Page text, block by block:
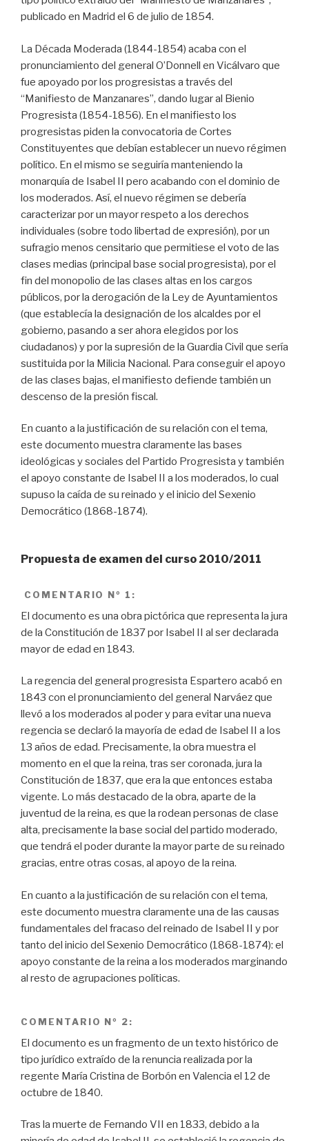
publicado en Madrid el 6 de julio de 1854.
La Década Moderada (1844-1854) acaba con el
pronunciamiento del general O’Donnell en Vicálvaro que
fue apoyado por los progresistas a través del
“Manifiesto de Manzanares”, dando lugar al Bienio
Progresista (1854-1856). En el manifiesto los
progresistas piden la convocatoria de Cortes
Constituyentes que debían establecer un nuevo régimen
político. En el mismo se seguiría manteniendo la
monarquía de Isabel II pero acabando con el dominio de
los moderados. Así, el nuevo régimen se debería
caracterizar por un mayor respeto a los derechos
individuales (sobre todo libertad de expresión), por un
sufragio menos censitario que permitiese el voto de las
clases medias (principal base social progresista), por el
fin del monopolio de las clases altas en los cargos
públicos, por la derogación de la Ley de Ayuntamientos
(que establecía la designación de los alcaldes por el
gobierno, pasando a ser ahora elegidos por los
ciudadanos) y por la supresión de la Guardia Civil que sería
sustituida por la Milicia Nacional. Para conseguir el apoyo
de las clases bajas, el manifiesto defiende también un
descenso de la presión fiscal.
En cuanto a la justificación de su relación con el tema,
este documento muestra claramente las bases
ideológicas y sociales del Partido Progresista y también
el apoyo constante de Isabel II a los moderados, lo cual
supuso la caída de su reinado y el inicio del Sexenio
Democrático (1868-1874).
Propuesta de examen del curso 2010/2011
COMENTARIO Nº 1:
El documento es una obra pictórica que representa la jura
de la Constitución de 1837 por Isabel II al ser declarada
mayor de edad en 1843.
La regencia del general progresista Espartero acabó en
1843 con el pronunciamiento del general Narváez que
llevó a los moderados al poder y para evitar una nueva
regencia se declaró la mayoría de edad de Isabel II a los
13 años de edad. Precisamente, la obra muestra el
momento en el que la reina, tras ser coronada, jura la
Constitución de 1837, que era la que entonces estaba
vigente. Lo más destacado de la obra, aparte de la
juventud de la reina, es que la rodean personas de clase
alta, precisamente la base social del partido moderado,
que tendrá el poder durante la mayor parte de su reinado
gracias, entre otras cosas, al apoyo de la reina.
En cuanto a la justificación de su relación con el tema,
este documento muestra claramente una de las causas
fundamentales del fracaso del reinado de Isabel II y por
tanto del inicio del Sexenio Democrático (1868-1874): el
apoyo constante de la reina a los moderados marginando
al resto de agrupaciones políticas.
COMENTARIO Nº 2:
El documento es un fragmento de un texto histórico de
tipo jurídico extraído de la renuncia realizada por la
regente María Cristina de Borbón en Valencia el 12 de
octubre de 1840.
Tras la muerte de Fernando VII en 1833, debido a la